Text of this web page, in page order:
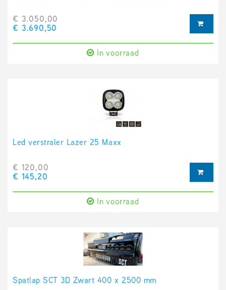
€ 3.050,00
€ 3.690,50
In voorraad
Led verstraler Lazer 25 Maxx
€ 120,00
€ 145,20
In voorraad
Spatlap SCT 3D Zwart 400 x 2500 mm